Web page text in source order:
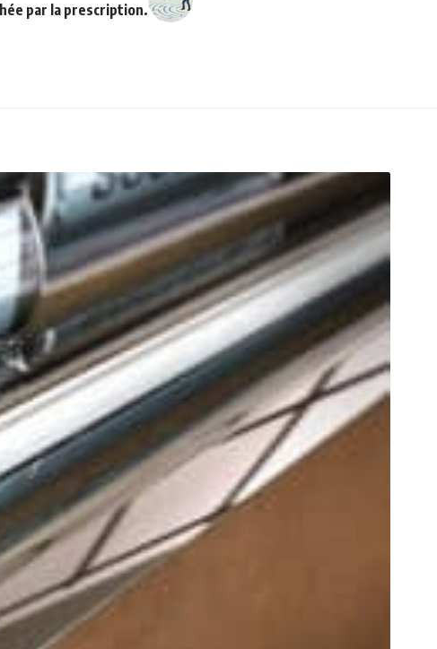
par la prescription.